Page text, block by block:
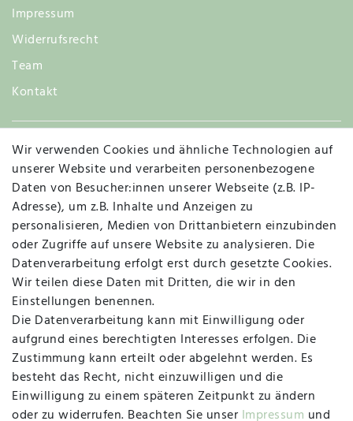
Impressum
Widerrufsrecht
Team
Kontakt
Widerruf
Vertrag widerrufen Kontakt
MAPALI VOR ORT
Herzogstraße 10
47533 Kleve
Montag, Dienstag, Donnerstag, Freitag
09:00 Uhr bis 13:00 Uhr
Wir verwenden Cookies und ähnliche Technologien auf
unserer Website und verarbeiten personenbezogene
Daten von Besucher:innen unserer Webseite (z.B. IP-
Adresse), um z.B. Inhalte und Anzeigen zu
personalisieren, Medien von Drittanbietern einzubinden
oder Zugriffe auf unsere Website zu analysieren. Die
Datenverarbeitung erfolgt erst durch gesetzte Cookies.
Wir teilen diese Daten mit Dritten, die wir in den
Einstellungen benennen.
Die Datenverarbeitung kann mit Einwilligung oder
aufgrund eines berechtigten Interesses erfolgen. Die
Zustimmung kann erteilt oder abgelehnt werden. Es
besteht das Recht, nicht einzuwilligen und die
Einwilligung zu einem späteren Zeitpunkt zu ändern
oder zu widerrufen. Beachten Sie unser Impressum und